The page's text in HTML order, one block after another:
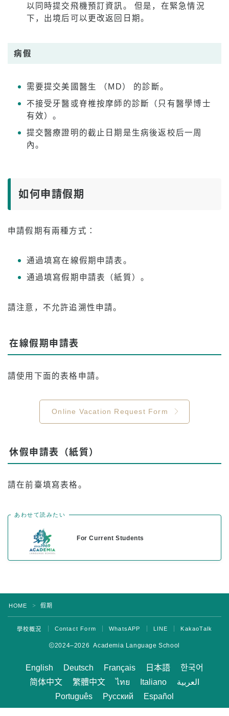
以同時提交飛機預訂資訊。 但是，在緊急情況
下，出境后可以更改返回日期。
病假
需要提交美國醫生 （MD） 的診斷。
不接受牙醫或脊椎按摩師的診斷（只有醫學博士
有效）。
提交醫療證明的截止日期是生病後返校后一周
內。
如何申請假期
申請假期有兩種方式：
通過填寫在線假期申請表。
通過填寫假期申請表（紙質）。
請注意，不允許追溯性申請。
在線假期申請表
請使用下面的表格申請。
Online Vacation Request Form
休假申請表（紙質）
請在前臺填寫表格。
あわせて読みたい
For Current Students
HOME ＞ 假期
學校概況 Contact Form WhatsAPP LINE KakaoTalk
2024–2026 Academia Language School
English Deutsch Français 日本語
한국어
简体中文
繁體中文 ไทย Italiano
العربية
Português
Русский Español